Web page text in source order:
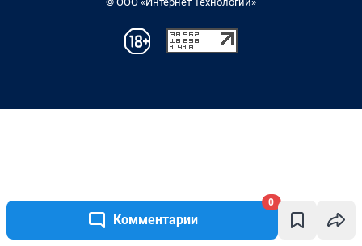
Комментарии
0